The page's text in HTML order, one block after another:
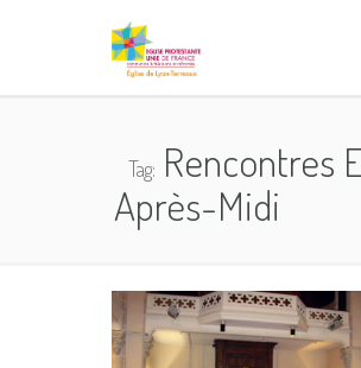
Tag:Rencontres
Après-Midi